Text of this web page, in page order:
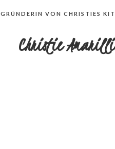
GRÜNDERIN VON CHRISTIES
Christie